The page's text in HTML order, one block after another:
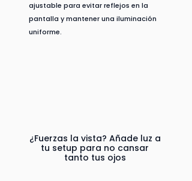
ajustable para evitar reflejos en la
pantalla y mantener una iluminación
uniforme.
¿Fuerzas la vista? Añade luz a
tu setup para no cansar
tanto tus ojos